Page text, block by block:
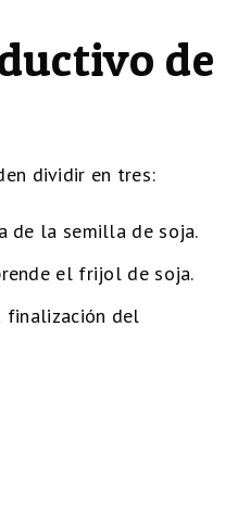
de
dividir en tres:
de la semilla de soja.
el frijol de soja.
finalización del